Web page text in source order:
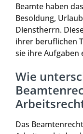
Beamte haben
Besoldung,
Dienstherrn.
ihrer beruflichen
sie ihre
Wie
Das